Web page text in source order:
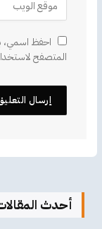
احفظ اسمي،
المتصفح
أحدث